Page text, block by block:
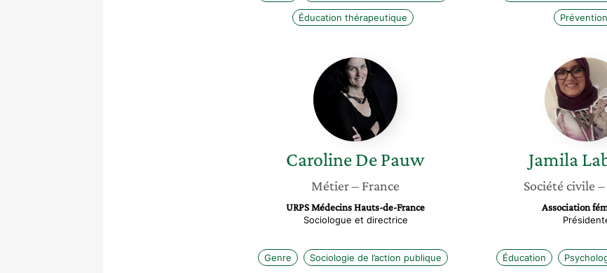
Éducation thérapeutique Prévention
Caroline
De
Pauw
CarolineDe Pauw
Métier– France
URPS Médecins Hauts-de-France
Sociologue et directrice
Genre Sociologie de l’action publique
Jamila
Société civile
Association
Éducation